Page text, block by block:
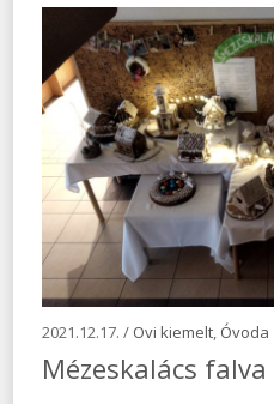
2021.12.17. / Ovi kiemelt, Óvoda
Mézeskalács falva